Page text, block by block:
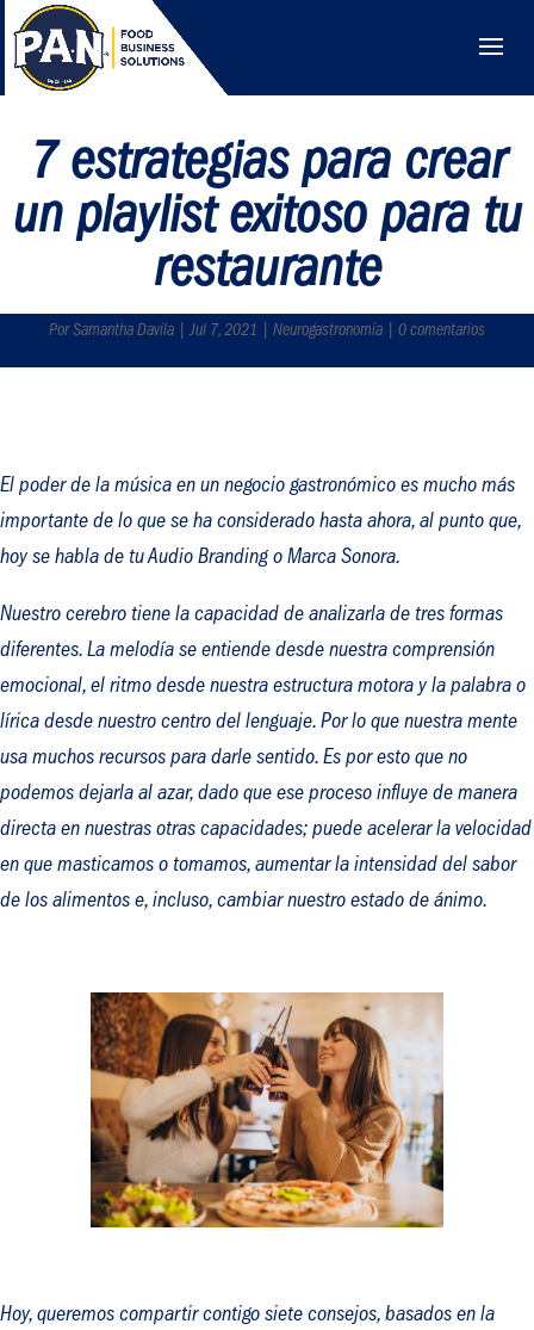
7 estrategias para crear
un playlist exitoso para tu
restaurante
Por Samantha Davila | Jul 7, 2021 | Neurogastronomía | 0 comentarios
El poder de la música en un negocio gastronómico es mucho más
importante de lo que se ha considerado hasta ahora, al punto que,
hoy se habla de tu Audio Branding o Marca Sonora.
Nuestro cerebro tiene la capacidad de analizarla de tres formas
diferentes. La melodía se entiende desde nuestra comprensión
emocional, el ritmo desde nuestra estructura motora y la palabra o
lírica desde nuestro centro del lenguaje. Por lo que nuestra mente
usa muchos recursos para darle sentido. Es por esto que no
podemos dejarla al azar, dado que ese proceso influye de manera
directa en nuestras otras capacidades; puede acelerar la velocidad
en que masticamos o tomamos, aumentar la intensidad del sabor
de los alimentos e, incluso, cambiar nuestro estado de ánimo.
Hoy, queremos compartir contigo siete consejos, basados en la